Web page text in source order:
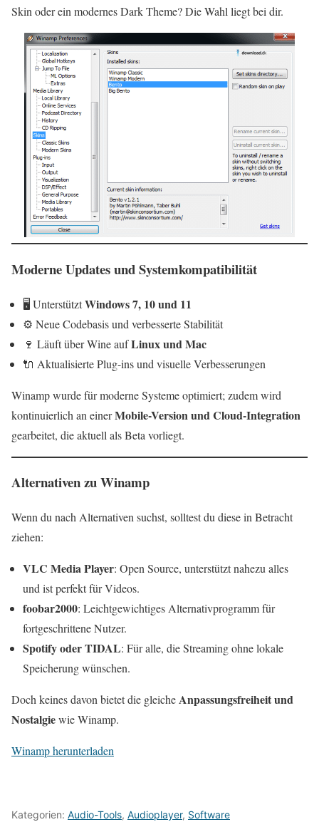
Skin oder ein modernes Dark Theme? Die Wahl liegt bei dir.
Moderne Updates und Systemkompatibilität
🖥️ UnterstütztWindows 7, 10 und 11
⚙️ Neue Codebasis und verbesserte Stabilität
🍷 Läuft über Wine aufLinux und Mac
🔌 Aktualisierte Plug-ins und visuelle Verbesserungen
Winamp wurde für moderne Systeme optimiert; zudem wird
kontinuierlich an einerMobile-Version und Cloud-Integration
gearbeitet, die aktuell als Beta vorliegt.
Alternativen zu Winamp
Wenn du nach Alternativen suchst, solltest du diese in Betracht
ziehen:
VLC Media Player: Open Source, unterstützt nahezu alles
und ist perfekt für Videos.
foobar2000: Leichtgewichtiges Alternativprogramm für
fortgeschrittene Nutzer.
Spotify oder TIDAL: Für alle, die Streaming ohne lokale
Speicherung wünschen.
Doch keines davon bietet die gleicheAnpassungsfreiheit und
Nostalgiewie Winamp.
Winamp herunterladen
Kategorien: Audio-Tools, Audioplayer, Software